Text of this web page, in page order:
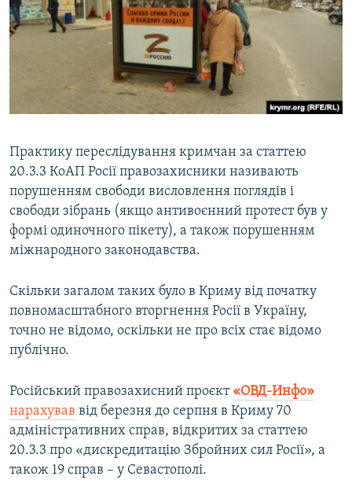
Практику переслідування кримчан за статтею
20.3.3 КоАП Росії правозахисники називають
порушенням свободи висловлення поглядів і
свободи зібрань (якщо антивоєнний протест був у
формі одиночного пікету), а також порушенням
міжнародного законодавства.
Скільки загалом таких було в Криму від початку
повномасштабного вторгнення Росії в Україну,
точно не відомо, оскільки не про всіх стає відомо
публічно.
Російський правозахисний проєкт «ОВД-Инфо»
нарахував від березня до серпня в Криму 70
адміністративних справ, відкритих за статтею
20.3.3 про «дискредитацію Збройних сил Росії», а
також 19 справ – у Севастополі.